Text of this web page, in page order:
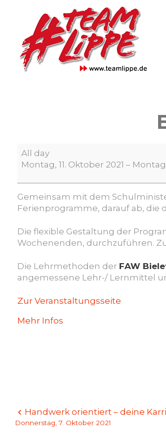
Extra-
Zeit
Lernen
bei
der
All day
Montag, 11. Oktober 2021 –
Gemeinsam mit dem
Ferienprogramme, darauf ab, die
Die flexible Gestaltung der
Wochenenden, durchzuführen.
Die Lehrmethoden der FAW
angemessene Lehr-/ Lernmittel
Zur Veranstaltungsseite
Mehr Infos
Beitragsnavigation
Handwerk orientiert – deine
Donnerstag, 7. Oktober 2021